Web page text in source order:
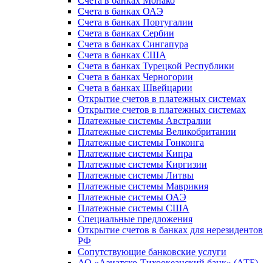
Счета в банках ОАЭ
Счета в банках Португалии
Счета в банках Сербии
Счета в банках Сингапура
Счета в банках США
Счета в банках Турецкой Республики
Счета в банках Черногории
Счета в банках Швейцарии
Открытие счетов в платежных системах
Открытие счетов в платежных системах
Платежные системы Австралии
Платежные системы Великобритании
Платежные системы Гонконга
Платежные системы Кипра
Платежные системы Киргизии
Платежные системы Литвы
Платежные системы Маврикия
Платежные системы ОАЭ
Платежные системы США
Специальные предложения
Открытие счетов в банках для нерезидентов
РФ
Сопутствующие банковские услуги